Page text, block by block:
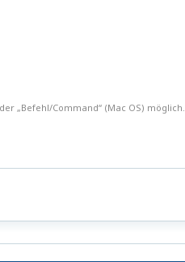
„Befehl/Command“ (Mac OS) möglich.